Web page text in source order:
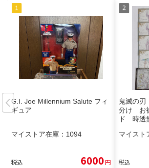
G.I. Joe Millennium Salute フィ
ギュア
マイストア在庫： 1094
税込 6000円
鬼滅の
分け お
ド 時透
マイスト
税込